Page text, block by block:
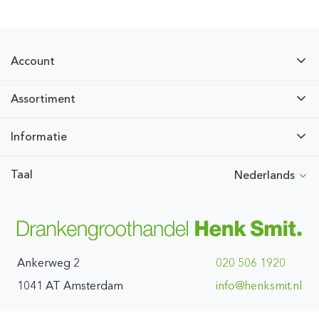
Account
Assortiment
Informatie
Taal Nederlands
Ankerweg 2
1041 AT Amsterdam
020 506 1920
ln.timskneh@ofni